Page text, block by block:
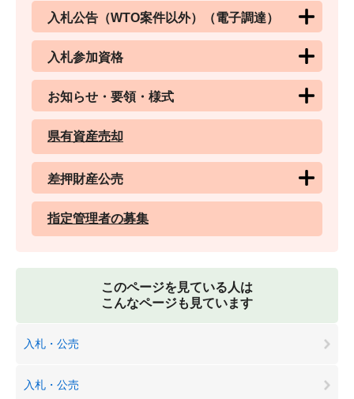
入札公告（WTO案件以外）（電子調達）
入札参加資格
お知らせ・要領・様式
県有資産売却
差押財産公売
指定管理者の募集
このページを見ている人は
こんなページも見ています
入札・公売
入札・公売